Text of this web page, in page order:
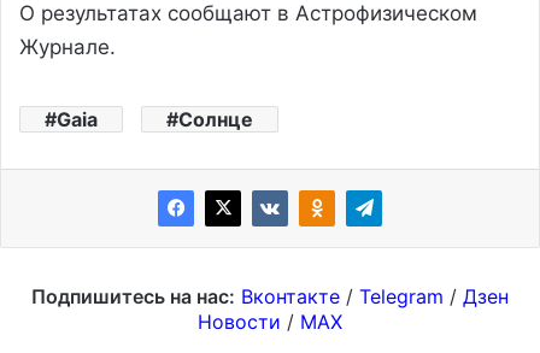
О результатах сообщают в Астрофизическом
Журнале.
Gaia Солнце
Подпишитесь на нас: Вконтакте / Telegram / Дзен
Новости / MAX